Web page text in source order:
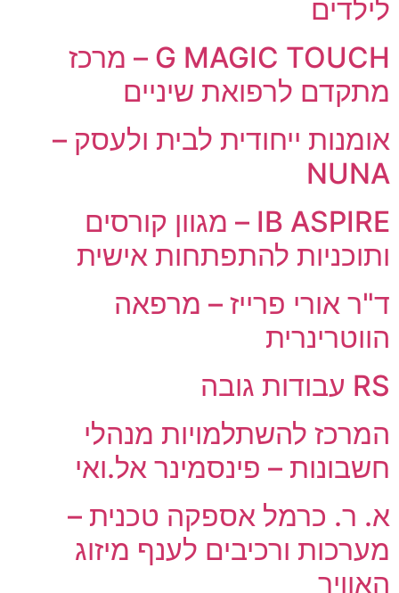
לילדים
G MAGIC TOUCH – מרכז
מתקדם לרפואת שיניים
אומנות ייחודית לבית ולעסק –
NUNA
IB ASPIRE – מגוון קורסים
ותוכניות להתפתחות אישית
ד"ר אורי פרייז – מרפאה
הווטרינרית
RS עבודות גובה
המרכז להשתלמויות מנהלי
חשבונות – פינסמינר אל.ואי
א. ר. כרמל אספקה טכנית –
מערכות ורכיבים לענף מיזוג
האוויר